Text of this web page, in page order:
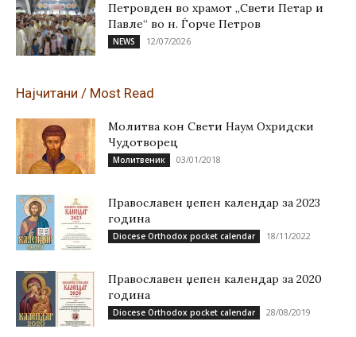
Петровден во храмот „Свети Петар и
Павле“ во н. Ѓорче Петров
NEWS 12/07/2026
Најчитани / Most Read
Молитва кон Свети Наум Охридски
Чудотворец
Молитвеник 03/01/2018
Православен џепен календар за 2023
година
Diocese Orthodox pocket calendar 18/11/2022
Православен џепен календар за 2020
година
Diocese Orthodox pocket calendar 28/08/2019